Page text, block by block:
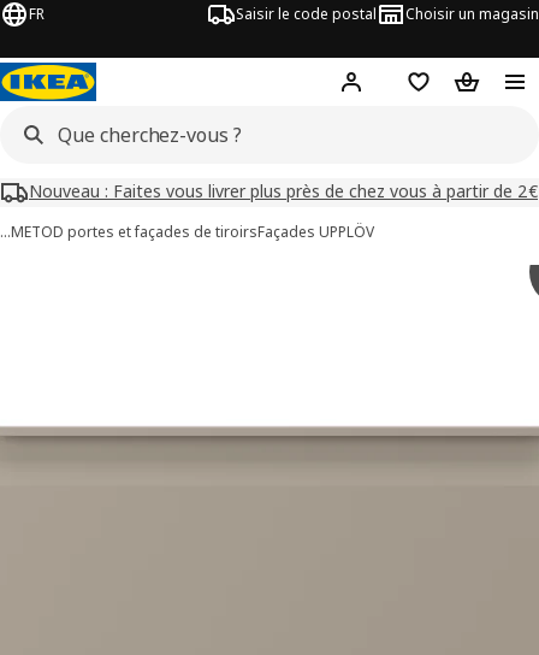
FR Saisir le code postal Choisir un magasin
Mon compteFavorisPanier
Nouveau : Faites vous livrer plus près de chez vous à partir de 2€
…METOD portes et façades de tiroirsFaçades UPPLÖV